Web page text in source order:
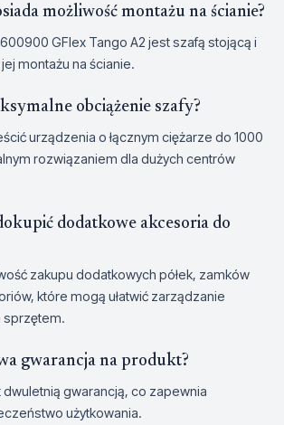
możliwość montażu na ścianie?
GFlex Tango A2 jest szafą stojącą i
montażu na ścianie.
obciążenie szafy?
urządzenia o łącznym ciężarze do 1000
rozwiązaniem dla dużych centrów
dodatkowe akcesoria do
zakupu dodatkowych półek, zamków
które mogą ułatwić zarządzanie
sprzętem.
gwarancja na produkt?
gwarancją, co zapewnia
użytkowania.